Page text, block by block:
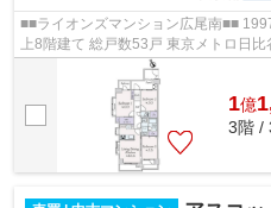
■■ライオンズマンション広尾南■■ 1997年7月築 鉄骨鉄筋コンクリート造地
上8階建て 総戸数53戸 東京メトロ日比谷線 「広尾」駅 徒歩8分 JR山手線
「恵比寿」駅 徒歩12分 ペット2匹ま...
1億
3階 /